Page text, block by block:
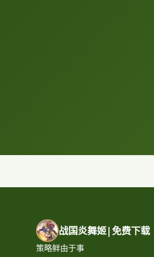
战国炎舞姬|免费下载
策略鲜由于事